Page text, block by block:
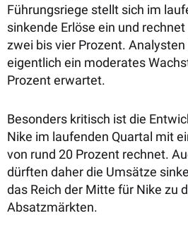
Führungsriege stellt sich im
sinkende Erlöse ein und
zwei bis vier Prozent.
eigentlich ein moderates
Prozent erwartet.
Besonders kritisch ist die
Nike im laufenden Quartal mit
von rund 20 Prozent rechnet.
dürften daher die Umsätze
das Reich der Mitte für Nike zu
Absatzmärkten.